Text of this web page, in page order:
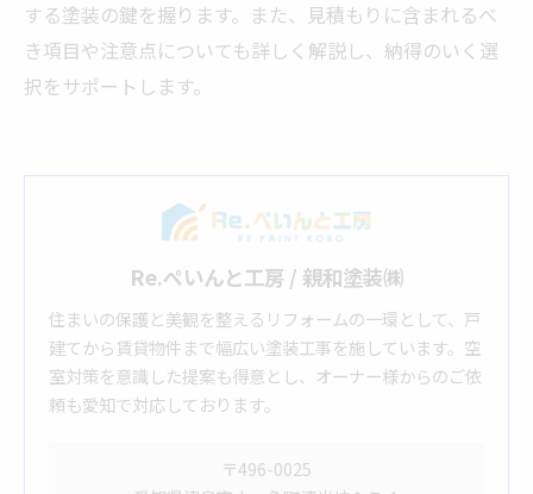
する塗装の鍵を握ります。また、見積もりに含まれるべ
き項目や注意点についても詳しく解説し、納得のいく選
択をサポートします。
Re.ぺいんと工房 / 親和塗装㈱
住まいの保護と美観を整えるリフォームの一環として、戸
建てから賃貸物件まで幅広い塗装工事を施しています。空
室対策を意識した提案も得意とし、オーナー様からのご依
頼も愛知で対応しております。
〒496-0025